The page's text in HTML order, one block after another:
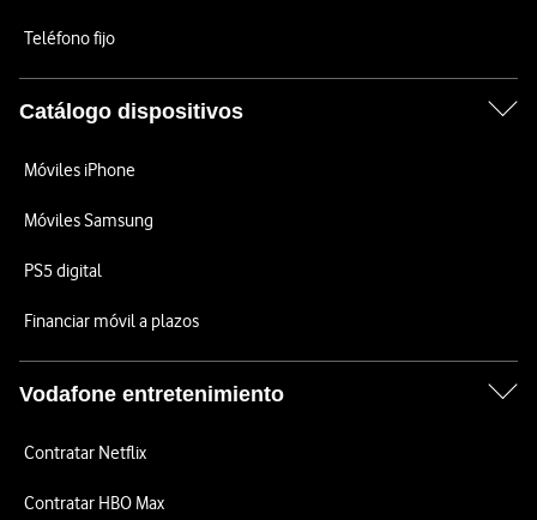
Teléfono fijo
Catálogo dispositivos
Móviles iPhone
Móviles Samsung
PS5 digital
Financiar móvil a plazos
Vodafone entretenimiento
Contratar Netflix
Contratar HBO Max